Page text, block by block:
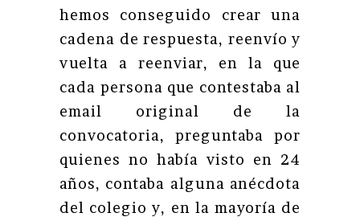
hemos conseguido crear una
cadena de respuesta, reenvío y
vuelta a reenviar, en la que
cada persona que contestaba al
email original de la
convocatoria, preguntaba por
quienes no había visto en 24
años, contaba alguna anécdota
del colegio y, en la mayoría de